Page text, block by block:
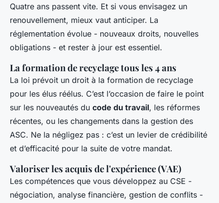
Quatre ans passent vite. Et si vous envisagez un
renouvellement, mieux vaut anticiper. La
réglementation évolue - nouveaux droits, nouvelles
obligations - et rester à jour est essentiel.
La formation de recyclage tous les 4 ans
La loi prévoit un droit à la formation de recyclage
pour les élus réélus. C’est l’occasion de faire le point
sur les nouveautés du code du travail, les réformes
récentes, ou les changements dans la gestion des
ASC. Ne la négligez pas : c’est un levier de crédibilité
et d’efficacité pour la suite de votre mandat.
Valoriser les acquis de l'expérience (VAE)
Les compétences que vous développez au CSE -
négociation, analyse financière, gestion de conflits -